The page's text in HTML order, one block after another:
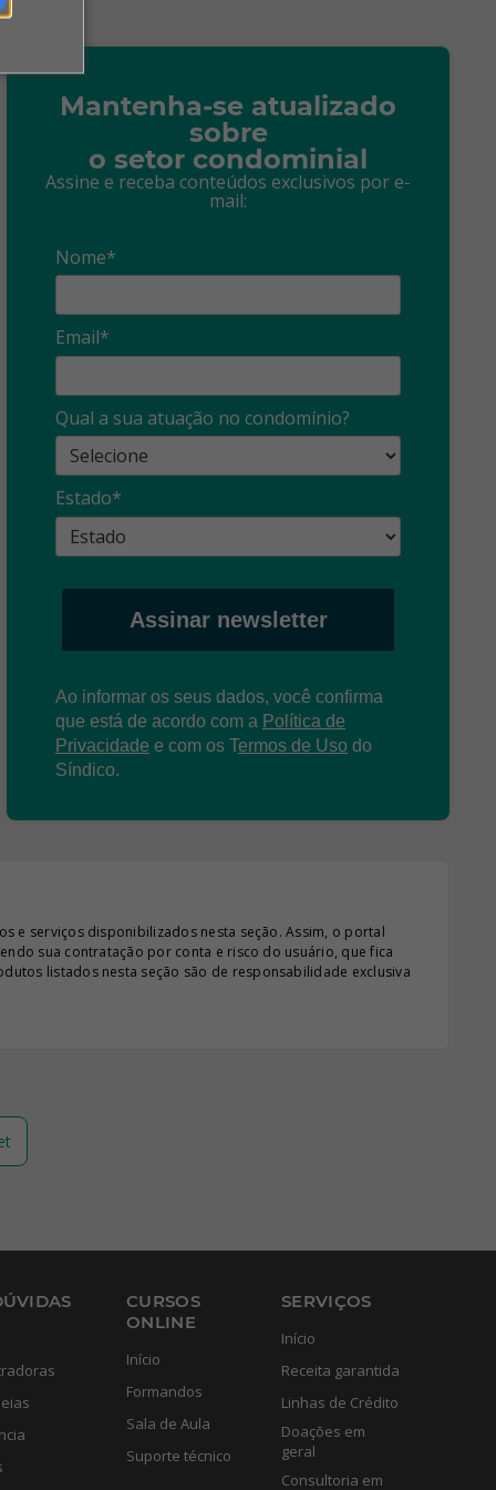
O que é?
profissional:
cuidado com as
propagandas
Mantenha-se atualizado
sobre
o setor condominial
Assine e receba conteúdos exclusivos por e-
mail:
Nome*
Email*
Qual a sua atuação no condomínio?
Estado*
Assinar newsletter
Ao informar os seus dados, você confirma
que está de acordo com a Política de
Privacidade e com os Termos de Uso do
Síndico.
e serviços disponibilizados nesta seção. Assim, o portal
sua contratação por conta e risco do usuário, que fica
listados nesta seção são de responsabilidade exclusiva
CURSOS
ONLINE
Início
Formandos
Sala de Aula
Suporte técnico
SERVIÇOS
Início
Receita garantida
Linhas de Crédito
Doações em
geral
Consultoria em